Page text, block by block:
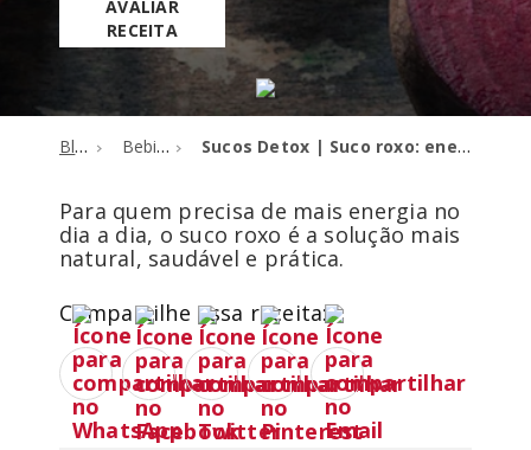
AVALIAR
RECEITA
Blog Bebidas Sucos Detox | Suco roxo: energia
Para quem precisa de mais energia no
dia a dia, o suco roxo é a solução mais
natural, saudável e prática.
Compartilhe essa receita: